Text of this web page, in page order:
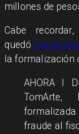
millones de
Cabe
quedó
la formalización
AHORA I
TomArte,
fraude al